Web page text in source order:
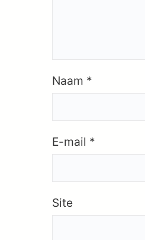
Naam *
E-mail *
Site